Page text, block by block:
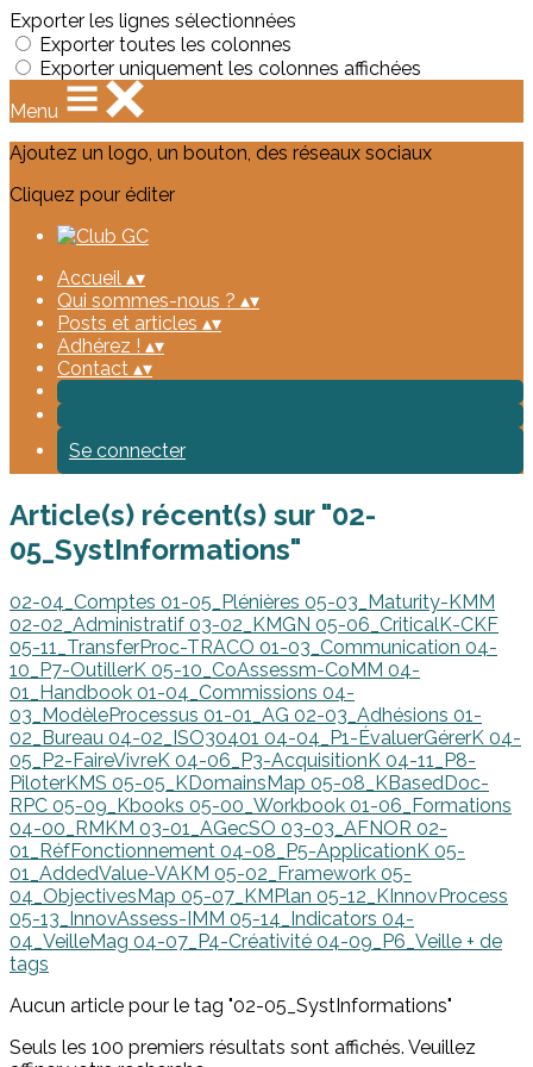
Exporter les lignes sélectionnées
Exporter toutes les colonnes
Exporter uniquement les colonnes affichées
Menu
Ajoutez un logo, un bouton, des réseaux sociaux
Cliquez pour éditer
Accueil ▴▾
Qui sommes-nous ? ▴▾
Posts et articles ▴▾
Adhérez ! ▴▾
Contact ▴▾
Se connecter
Article(s) récent(s) sur "02-
05_SystInformations"
02-04_Comptes 01-05_Plénières 05-03_Maturity-KMM
02-02_Administratif 03-02_KMGN 05-06_CriticalK-CKF
05-11_TransferProc-TRACO 01-03_Communication 04-
10_P7-OutillerK 05-10_CoAssessm-CoMM 04-
01_Handbook 01-04_Commissions 04-
03_ModèleProcessus 01-01_AG 02-03_Adhésions 01-
02_Bureau 04-02_ISO30401 04-04_P1-ÉvaluerGérerK 04-
05_P2-FaireVivreK 04-06_P3-AcquisitionK 04-11_P8-
PiloterKMS 05-05_KDomainsMap 05-08_KBasedDoc-
RPC 05-09_Kbooks 05-00_Workbook 01-06_Formations
04-00_RMKM 03-01_AGecSO 03-03_AFNOR 02-
01_RéfFonctionnement 04-08_P5-ApplicationK 05-
01_AddedValue-VAKM 05-02_Framework 05-
04_ObjectivesMap 05-07_KMPlan 05-12_KInnovProcess
05-13_InnovAssess-IMM 05-14_Indicators 04-
04_VeilleMag 04-07_P4-Créativité 04-09_P6_Veille + de
tags
Aucun article pour le tag "02-05_SystInformations"
Seuls les 100 premiers résultats sont affichés. Veuillez